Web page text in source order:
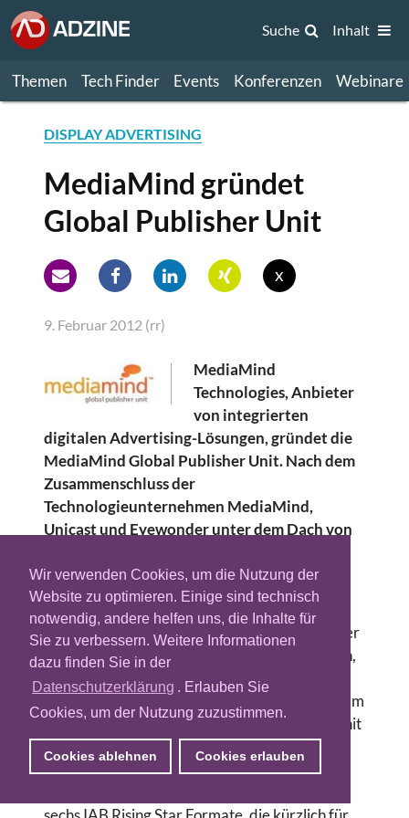
Wir verwenden Cookies, um die Nutzung der
Website zu optimieren. Einige sind technisch
notwendig, andere helfen uns, die Inhalte für
Sie zu verbessern. Weitere Informationen
dazu finden Sie in der
Datenschutzerklärung . Erlauben Sie
Cookies, um der Nutzung zuzustimmen.
Cookies ablehnen Cookies erlauben
Themen Tech Finder Events Konferenzen Webinare
Suche Inhalt
DISPLAY ADVERTISING
MediaMind gründet
Global Publisher Unit
x
9. Februar 2012 (rr)
MediaMind
Technologies, Anbieter
von integrierten
digitalen Advertising-Lösungen, gründet die
MediaMind Global Publisher Unit. Nach dem
Zusammenschluss der
Technologieunternehmen MediaMind,
Unicast und Eyewonder unter dem Dach von
weltweit der Zugang zu zusätzlichen
Ressourcen und Services gewährt werden.
Durch die Global Publisher Unit sollen Publisher
ihre Rich Media-Produkte mit fortschrittlichen,
innovativen Technologien wie dynamische
Werbemitteloptimierung, Mobile und In-Stream
Video stärken können. Die Global Publisher Unit
wurde nach Angabe von MediaMind in enger
Abstimmung mit dem IAB (Interactive